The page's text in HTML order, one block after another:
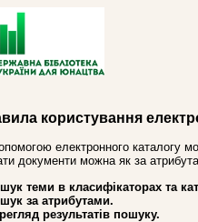
користування
електронного каталогу
документи можна як за
теми в класифікаторах та
за атрибутами.
результатів пошуку.